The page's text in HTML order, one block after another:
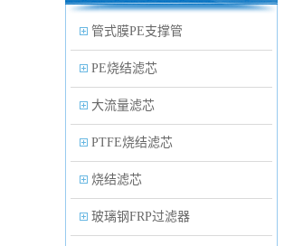
管式膜PE支撑管
PE烧结滤芯
大流量滤芯
PTFE烧结滤芯
烧结滤芯
玻璃钢FRP过滤器